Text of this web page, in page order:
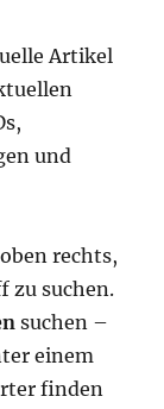
Artikel
und
rechts,
zu suchen.
suchen –
einem
finden